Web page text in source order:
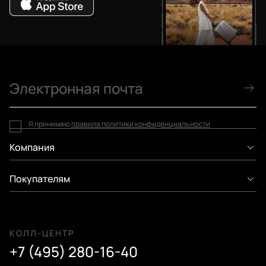
Компания
Покупателям
КОЛЛ-ЦЕНТР
+7 (495) 280-16-40
Я принимаю правила политики конфиденциальности